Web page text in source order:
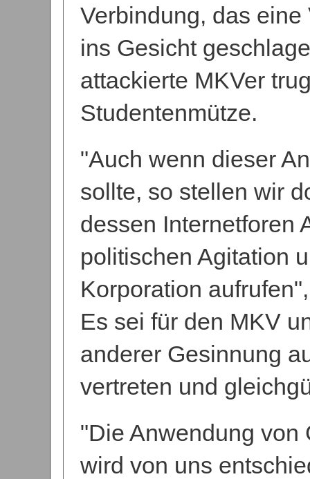
Verbindung, das
ins Gesicht
attackierte MKVer
Studentenmütze.
"Auch wenn dieser
sollte, so stellen wir
dessen Internetforen
politischen Agitation
Korporation
Es sei für den MKV
anderer Gesinnung
vertreten und
"Die Anwendung von
wird von uns